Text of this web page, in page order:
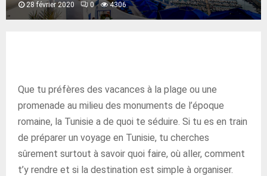
28 février 2020 0 4306
Que tu préfères des vacances à la plage ou une
promenade au milieu des monuments de l’époque
romaine, la Tunisie a de quoi te séduire. Si tu es en train
de préparer un voyage en Tunisie, tu cherches
sûrement surtout à savoir quoi faire, où aller, comment
t’y rendre et si la destination est simple à organiser.